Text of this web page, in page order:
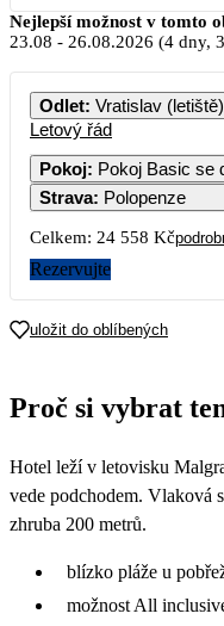
Nejlepší možnost v tomto
23.08 - 26.08.2026 (4 dny,
Odlet: Vratislav
Letový řád
Pokoj:
Strava: Polopenze
Celkem: 24 558 Kč
Rezervujte
uložit do oblíbených
Proč si vybrat
Hotel leží v letovisku
vede podchodem. Vlaková
zhruba 200 metrů.
blízko pláže u
možnost All